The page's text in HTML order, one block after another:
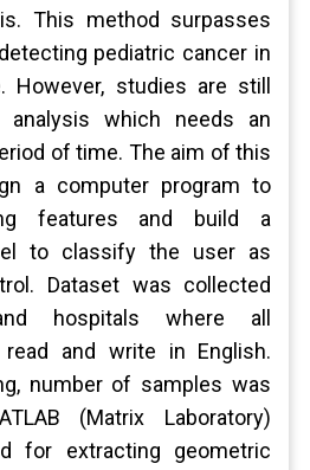
This method surpasses
pediatric cancer in
However, studies are still
analysis which needs an
of time. The aim of this
a computer program to
features and build a
to classify the user as
Dataset was collected
hospitals where all
and write in English.
number of samples was
(Matrix Laboratory)
for extracting geometric